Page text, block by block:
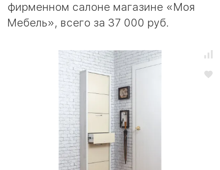
фирменном салоне магазине «Моя
Мебель», всего за 37 000 руб.